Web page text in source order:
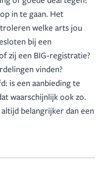
in te gaan. Het
welke arts jou
bij een
zij een BIG-registratie?
vinden?
is een aanbieding te
waarschijnlijk ook zo.
belangrijker dan een